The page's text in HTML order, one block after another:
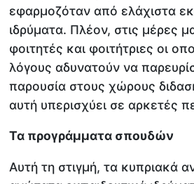
εφαρμοζόταν από ελάχιστα
ιδρύματα. Πλέον, στις μέρες
φοιτητές και φοιτήτριες οι
λόγους αδυνατούν να
παρουσία στους χώρους
αυτή υπερισχύει σε αρκετές
Τα προγράμματα σπουδών
Αυτή τη στιγμή, τα κυπριακά